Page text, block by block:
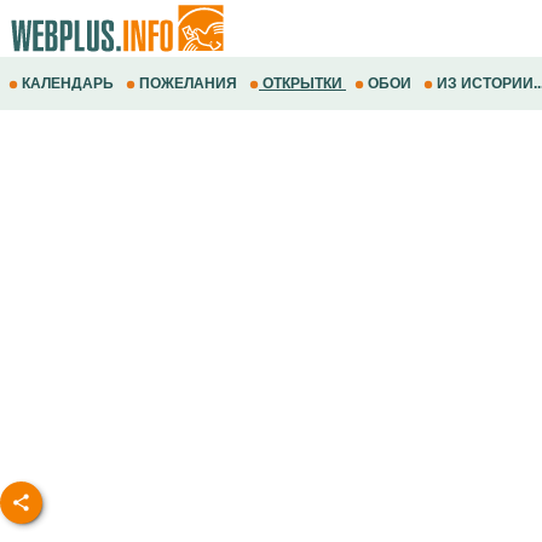
КАЛЕНДАРЬ ПОЖЕЛАНИЯ ОТКРЫТКИ ОБОИ ИЗ